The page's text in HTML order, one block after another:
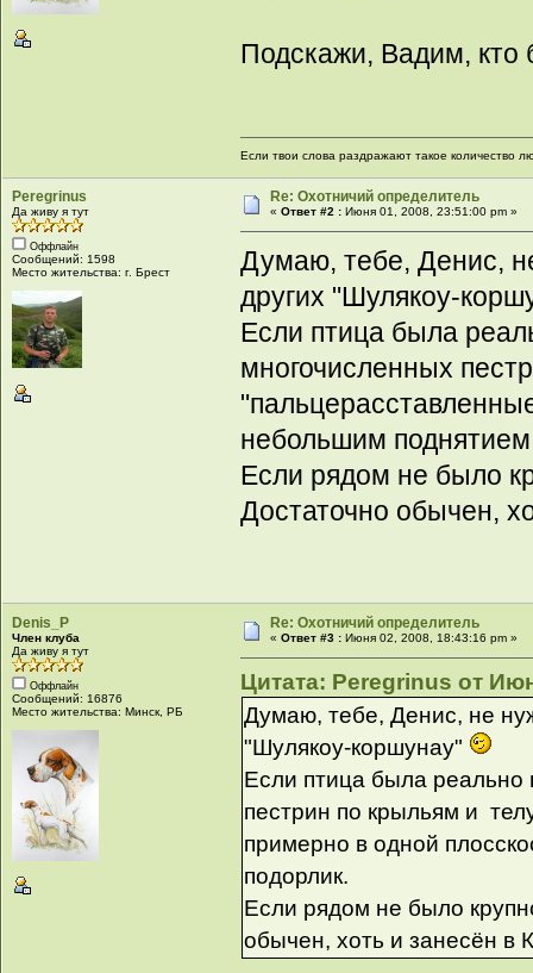
Подскажи, Вадим,
Если твои слова раздражают такое количество
Peregrinus
Да живу я тут
Оффлайн
Сообщений: 1598
Место жительства: г. Брест
Re: Охотничий определитель
«Ответ #2 : Июня 01, 2008, 23:51:00 pm »
Думаю, тебе, Денис,
других "Шулякоу-
Если птица была
многочисленных
небольшим поднятием
Если рядом не было
Достаточно обычен,
Denis_P
Член клуба
Да живу я тут
Оффлайн
Сообщений: 16876
Место жительства: Минск, РБ
Re: Охотничий определитель
«Ответ #3 : Июня 02, 2008, 18:43:16 pm »
Цитата: Peregrinus от
Думаю, тебе, Денис, не
"Шулякоу-коршунау"
Если птица была реально
пестрин по крыльям и
примерно в одной
подорлик.
Если рядом не было
обычен, хоть и занесён в